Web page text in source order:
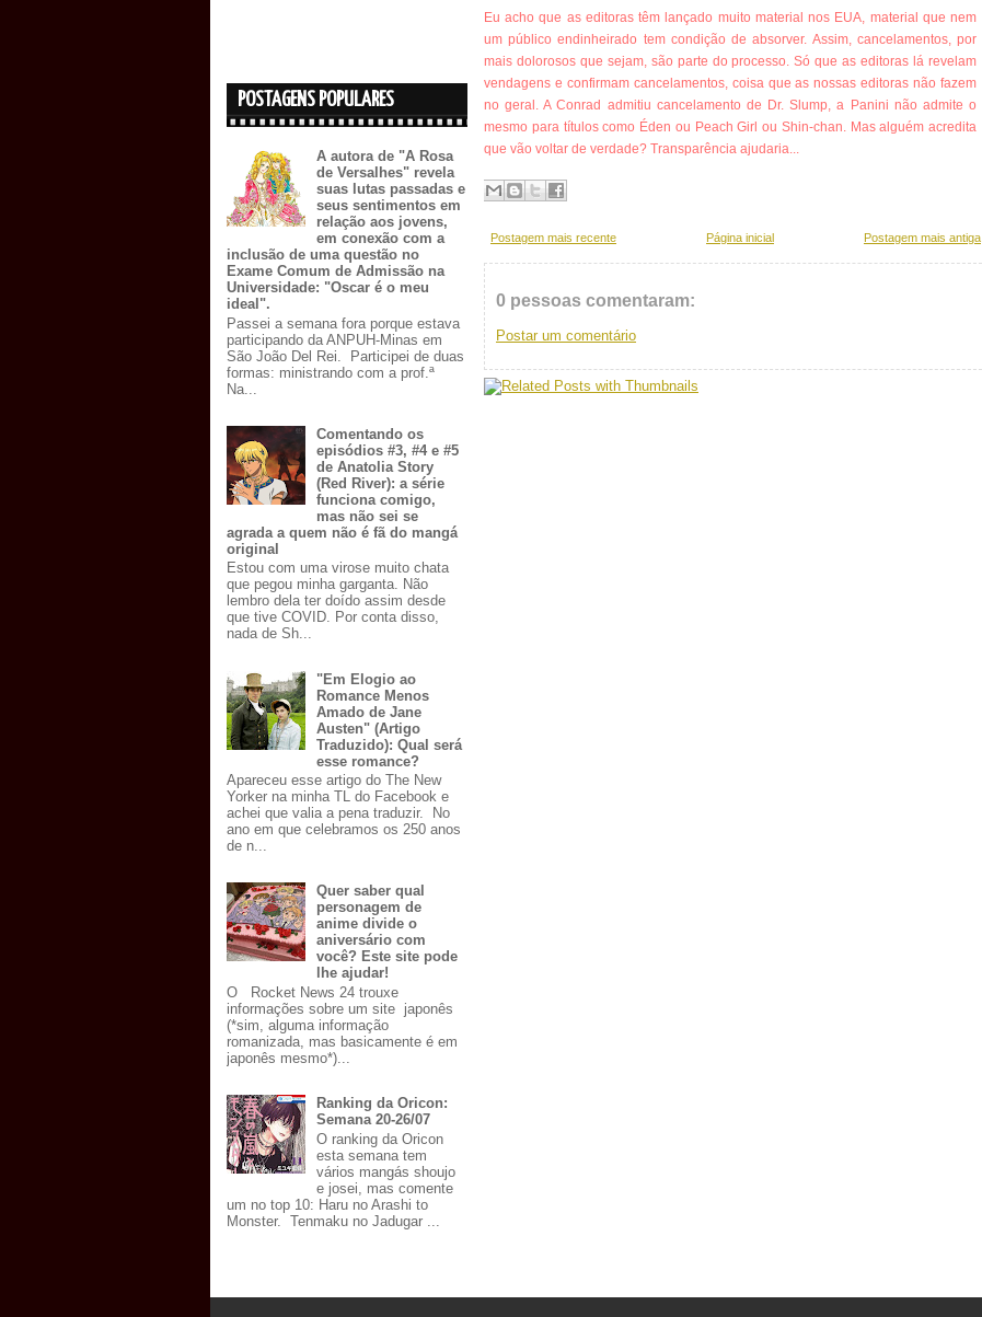
POSTAGENS POPULARES
A autora de "A Rosa
de Versalhes" revela
suas lutas passadas e
seus sentimentos em
relação aos jovens,
em conexão com a
inclusão de uma questão no
Exame Comum de Admissão na
Universidade: "Oscar é o meu
ideal".
Passei a semana fora porque estava
participando da ANPUH-Minas em
São João Del Rei. Participei de duas
formas: ministrando com a prof.ª
Na...
Comentando os
episódios #3, #4 e #5
de Anatolia Story
(Red River): a série
funciona comigo,
mas não sei se
agrada a quem não é fã do mangá
original
Estou com uma virose muito chata
que pegou minha garganta. Não
lembro dela ter doído assim desde
que tive COVID. Por conta disso,
nada de Sh...
"Em Elogio ao
Romance Menos
Amado de Jane
Austen" (Artigo
Traduzido): Qual será
esse romance?
Apareceu esse artigo do The New
Yorker na minha TL do Facebook e
achei que valia a pena traduzir. No
ano em que celebramos os 250 anos
de n...
Quer saber qual
personagem de
anime divide o
aniversário com
você? Este site pode
lhe ajudar!
O Rocket News 24 trouxe
informações sobre um site japonês
(*sim, alguma informação
romanizada, mas basicamente é em
japonês mesmo*)...
Ranking da Oricon:
Semana 20-26/07
O ranking da Oricon
esta semana tem
vários mangás shoujo
e josei, mas comente
um no top 10: Haru no Arashi to
Monster. Tenmaku no Jadugar ...
Eu acho que as editoras têm lançado muito material nos EUA, material que nem
um público endinheirado tem condição de absorver. Assim, cancelamentos, por
mais dolorosos que sejam, são parte do processo. Só que as editoras lá revelam
vendagens e confirmam cancelamentos, coisa que as nossas editoras não fazem
no geral. A Conrad admitiu cancelamento de Dr. Slump, a Panini não admite o
mesmo para títulos como Éden ou Peach Girl ou Shin-chan. Mas alguém acredita
que vão voltar de verdade? Transparência ajudaria...
Postagem mais recente Postagem mais antiga
Página inicial
0 pessoas comentaram:
Postar um comentário